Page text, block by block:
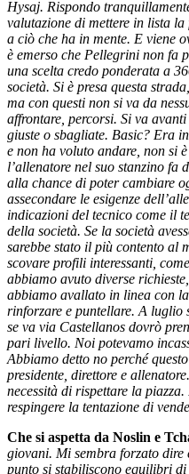
Hysaj. Rispondo
valutazione di mettere in lista
a ciò che ha in mente. E viene
è emerso che Pellegrini non fa
una scelta credo ponderata a
società. Si è presa questa
ma con questi non si va da
affrontare, percorsi. Si va
giuste o sbagliate. Basic? Era
e non ha voluto andare, non si
l’allenatore nel suo stanzino fa
alla chance di poter cambiare
assecondare le esigenze
indicazioni del tecnico come il
della società. Se la società
sarebbe stato il più contento al
scovare profili interessanti,
abbiamo avuto diverse
abbiamo avallato in linea con
rinforzare e puntellare. A luglio
se va via Castellanos dovrò
pari livello. Noi potevamo
Abbiamo detto no perché
presidente, direttore e
necessità di rispettare la
respingere la tentazione di
Che si aspetta da Noslin e
giovani. Mi sembra forzato dire
punto si stabiliscono equilibri